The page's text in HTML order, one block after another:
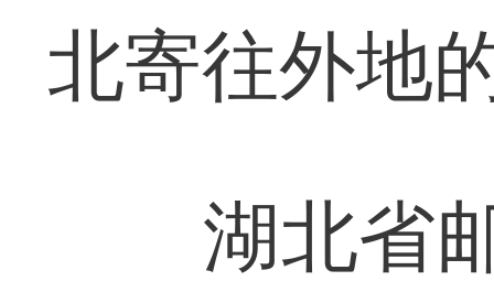
北寄往外地
湖北省邮